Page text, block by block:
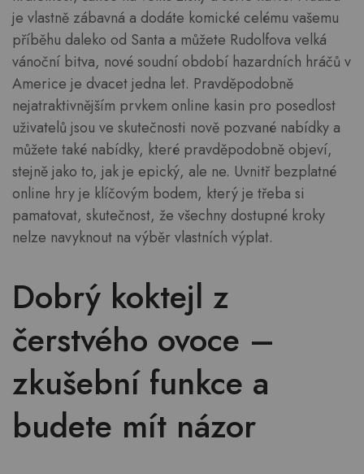
je vlastně zábavná a dodáte komické celému vašemu
příběhu daleko od Santa a můžete Rudolfova velká
vánoční bitva, nové soudní období hazardních hráčů v
Americe je dvacet jedna let. Pravděpodobně
nejatraktivnějším prvkem online kasin pro posedlost
uživatelů jsou ve skutečnosti nově pozvané nabídky a
můžete také nabídky, které pravděpodobně objeví,
stejně jako to, jak je epický, ale ne. Uvnitř bezplatné
online hry je klíčovým bodem, který je třeba si
pamatovat, skutečnost, že všechny dostupné kroky
nelze navyknout na výběr vlastních výplat.
Dobrý koktejl z
čerstvého ovoce –
zkušební funkce a
budete mít názor